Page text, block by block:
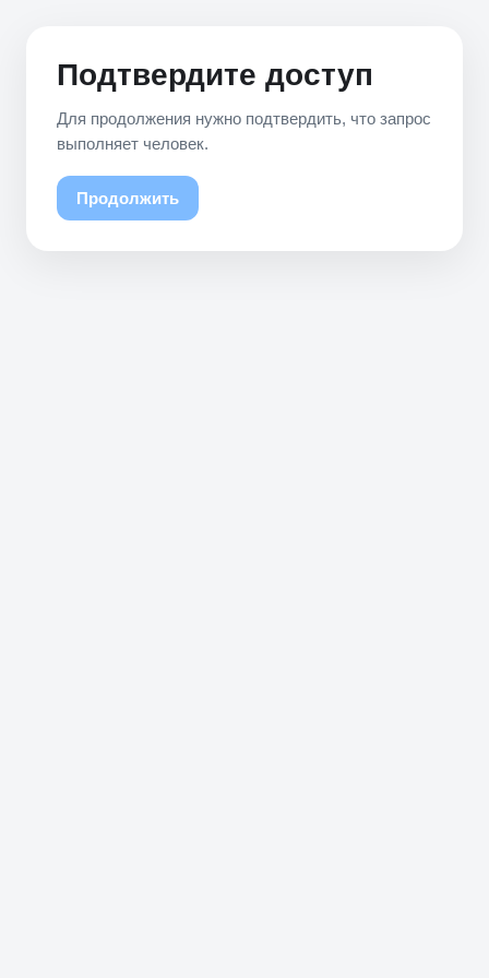
Подтвердите доступ
Для продолжения нужно подтвердить, что запрос
выполняет человек.
Продолжить